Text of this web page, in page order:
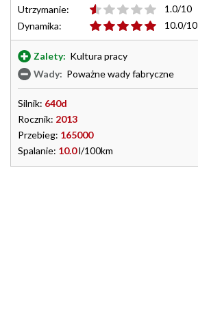
Utrzymanie:
1.0/10
Dynamika:
10.0/10
Zalety: Kultura pracy
Wady: Poważne wady fabryczne
Silnik: 640d
Rocznik: 2013
Przebieg: 165000
Spalanie: 10.0l/100km